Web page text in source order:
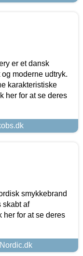
er et dansk
moderne udtryk.
karakteristiske
her for at se deres
smykkebrand
skabt af
her for at se deres